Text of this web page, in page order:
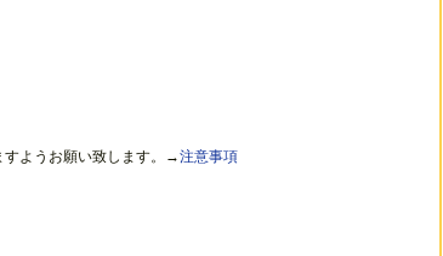
すようお願い致します。→注意事項